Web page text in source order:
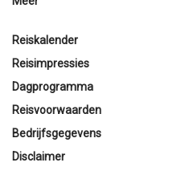
Reiskalender
Reisimpressies
Dagprogramma
Reisvoorwaarden
Bedrijfsgegevens
Disclaimer